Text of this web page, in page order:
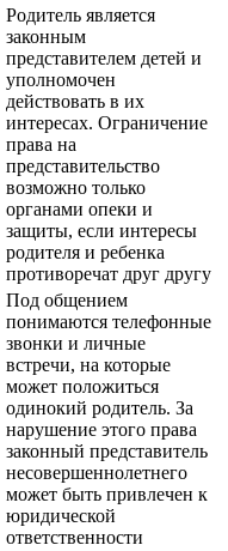
Родитель является
законным
представителем детей и
уполномочен
действовать в их
интересах. Ограничение
права на
представительство
возможно только
органами опеки и
защиты, если интересы
родителя и ребенка
противоречат друг другу
Под общением
понимаются телефонные
звонки и личные
встречи, на которые
может положиться
одинокий родитель. За
нарушение этого права
законный представитель
несовершеннолетнего
может быть привлечен к
юридической
ответственности